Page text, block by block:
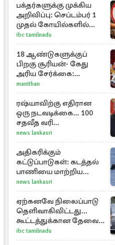
பக்தர்களுக்கு முக்கிய
அறிவிப்பு: செப்டம்பர் 1
முதல் கோயில்களில்
மொபைலுக்கு தடை!
ibc tamilnadu
18 ஆண்டுகளுக்குப்
பிறகு சூரியன்- கேது
அரிய சேர்க்கை:
அதிர்ஷ்டம் பெறும் 3
ராசிகள்!
manithan
ரஷ்யாவிற்கு எதிரான
ஒரு நடவடிக்கை... 100
சதவீத வரி
அச்சுறுத்தலில் சீனாவும்
இந்தியாவும்
news lankasri
அதிகரிக்கும்
கட்டுப்பாடுகள்: கடத்தல்
பாணியை மாற்றிய
ஆட்கடத்தல்காரர்கள்
news lankasri
ஏற்கனவே நிலைப்பாடு
தெளிவாகிவிட்டது...
கூட்டத்துக்கான தேவை
என்ன? - கனிமொழி
விமர்சனம்
ibc tamilnadu